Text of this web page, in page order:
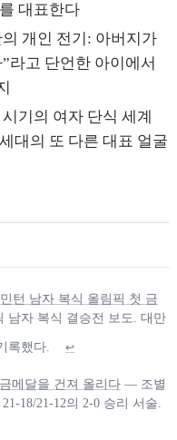
대표한다
개인 전기: 아버지가
라고 단언한 아이에서
기의 여자 단식 세계
대의 또 다른 대표 얼굴
턴 남자 복식 올림픽 첫 금
남자 복식 결승전 보도. 대만
록했다. ↩
메달을 건져 올리다 — 조별
18/21-12의 2-0 승리 서술.